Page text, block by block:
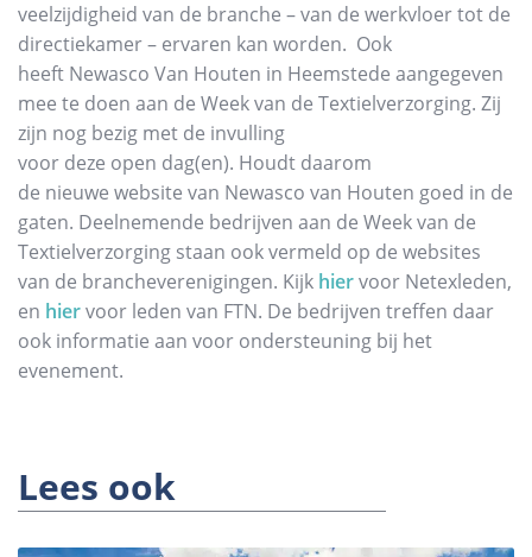
veelzijdigheid van de branche – van de werkvloer tot de
directiekamer – ervaren kan worden. Ook
heeft Newasco Van Houten in Heemstede aangegeven
mee te doen aan de Week van de Textielverzorging. Zij
zijn nog bezig met de invulling
voor deze open dag(en). Houdt daarom
de nieuwe website van Newasco van Houten goed in de
gaten. Deelnemende bedrijven aan de Week van de
Textielverzorging staan ook vermeld op de websites
van de brancheverenigingen. Kijk hiervoor Netexleden,
en hiervoor leden van FTN. De bedrijven treffen daar
ook informatie aan voor ondersteuning bij het
evenement.
Lees ook